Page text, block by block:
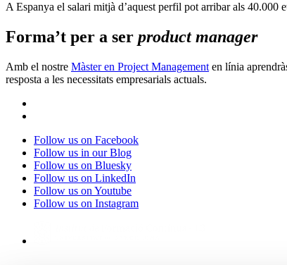
A Espanya el salari mitjà d’aquest perfil pot arribar als 40.000
Forma’t per a ser product manager
Amb el nostre Màster en Project Management en línia
resposta a les necessitats empresarials actuals.
Follow us on Facebook
Follow us in our Blog
Follow us on Bluesky
Follow us on LinkedIn
Follow us on Youtube
Follow us on Instagram